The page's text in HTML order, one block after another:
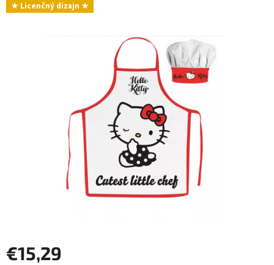
★ Licenčný dizajn ★
€15,29